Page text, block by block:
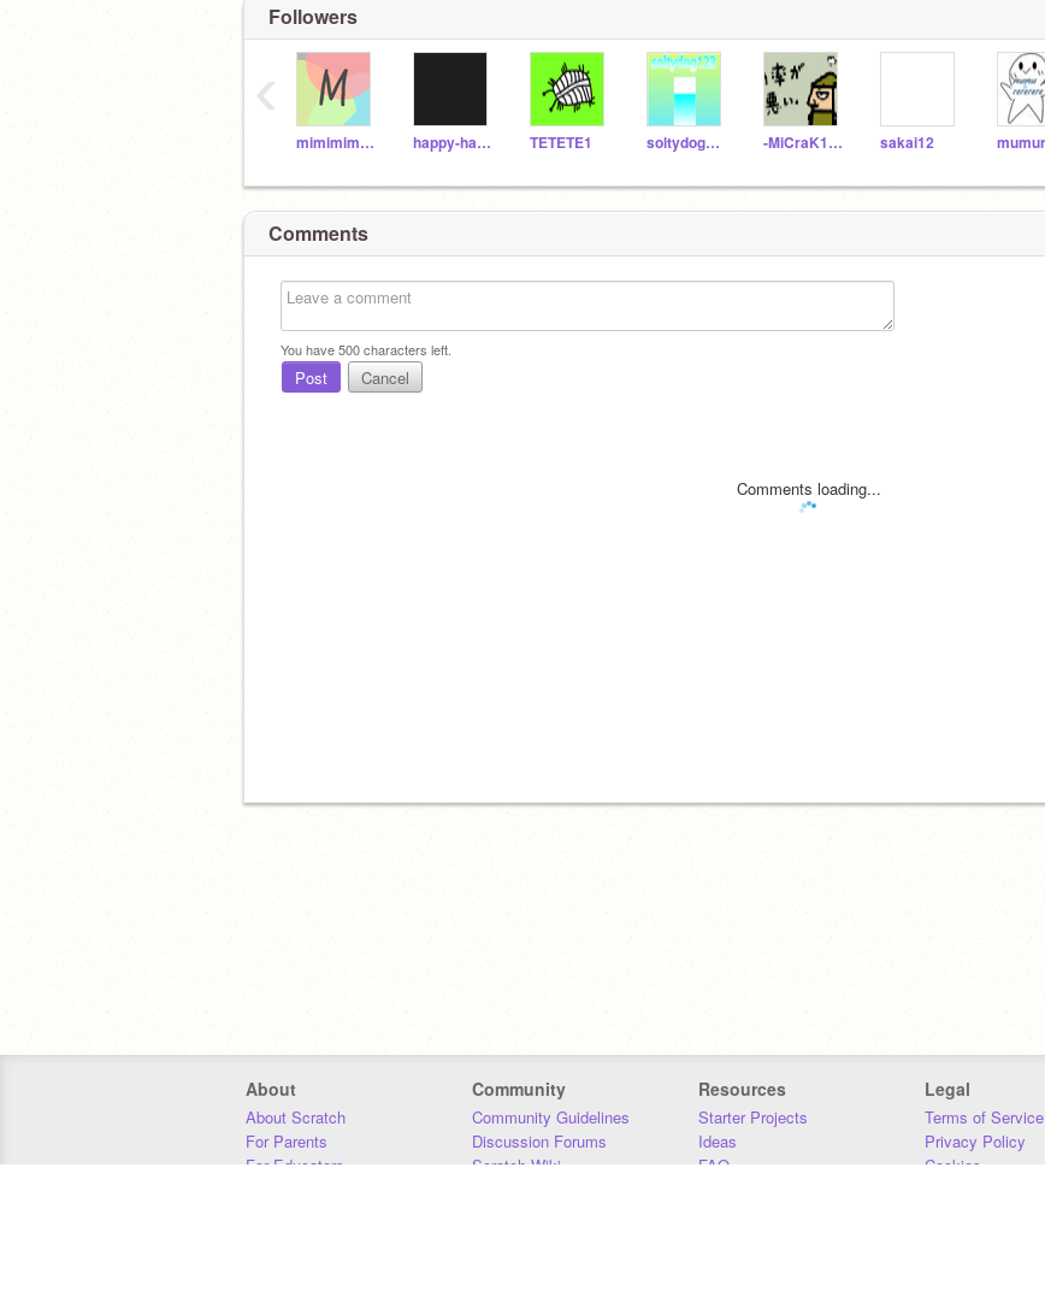
Followers
mimimimimichan happy-happy2 TETETE1 soltydog123 -MiCraK12345- sakai12
‹
Comments
You have500characters left.
Post Cancel
Comments loading...
About
About Scratch
For Parents
For Educators
Community
Community Guidelines
Discussion Forums
Scratch Wiki
Resources
Starter Projects
Ideas
FAQ
Legal
Terms of Service
Privacy Policy
Cookies